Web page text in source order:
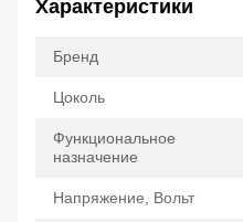
Характеристики
Бренд
Цоколь
Функциональное
назначение
Напряжение, Вольт